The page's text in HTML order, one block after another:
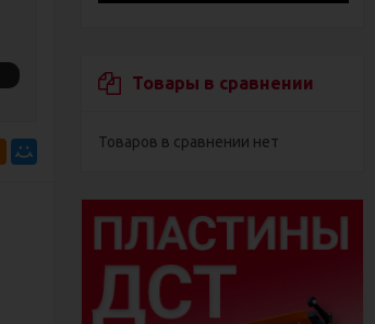
Товары в сравнении
Товаров в сравнении нет